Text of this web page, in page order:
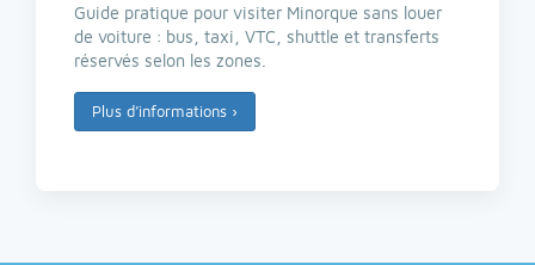
Guide pratique pour visiter Minorque sans louer
de voiture : bus, taxi, VTC, shuttle et transferts
réservés selon les zones.
Plus d’informations ›